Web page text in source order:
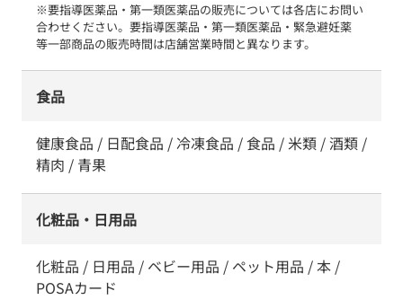
※要指導医薬品・第一類医薬品の販売については各店にお問い
合わせください。要指導医薬品・第一類医薬品・緊急避妊薬
等一部商品の販売時間は店舗営業時間と異なります。
食品
健康食品 / 日配食品 / 冷凍食品 / 食品 / 米類 / 酒類 /
精肉 / 青果
化粧品・日用品
化粧品 / 日用品 / ベビー用品 / ペット用品 / 本 /
POSAカード